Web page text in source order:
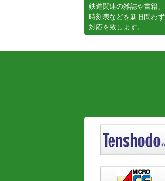
鉄道関連の雑誌や書籍、
時刻表などを新旧問わず
対応を致します。